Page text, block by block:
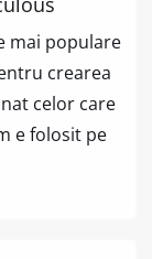
mai populare
crearea
celor care
e folosit pe